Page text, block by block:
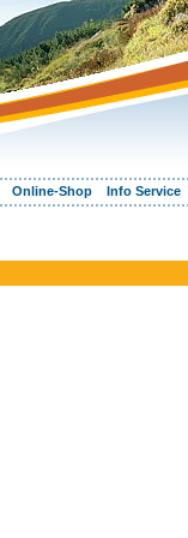
Online-Shop Info Service